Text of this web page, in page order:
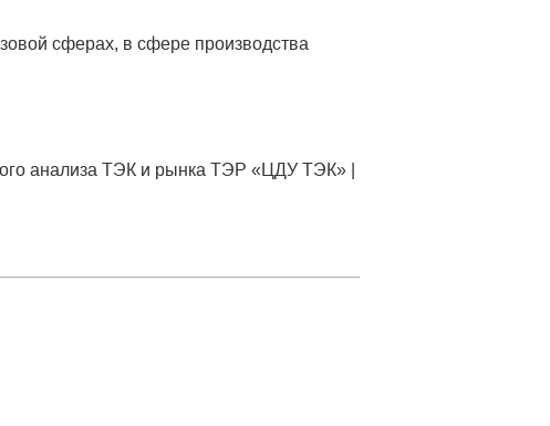
сферах, в сфере производства
анализа ТЭК и рынка ТЭР «ЦДУ ТЭК» |